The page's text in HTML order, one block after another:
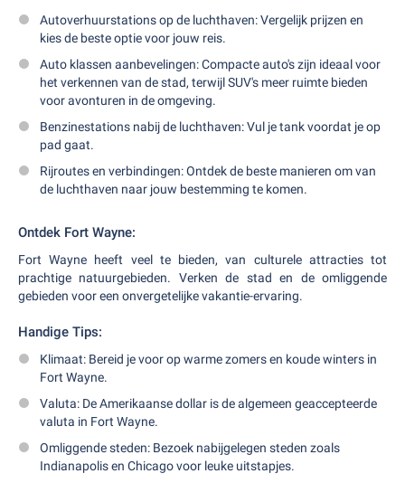
Autoverhuurstations op de luchthaven: Vergelijk prijzen en
kies de beste optie voor jouw reis.
Auto klassen aanbevelingen: Compacte auto's zijn ideaal voor
het verkennen van de stad, terwijl SUV's meer ruimte bieden
voor avonturen in de omgeving.
Benzinestations nabij de luchthaven: Vul je tank voordat je op
pad gaat.
Rijroutes en verbindingen: Ontdek de beste manieren om van
de luchthaven naar jouw bestemming te komen.
Ontdek Fort Wayne:
Fort Wayne heeft veel te bieden, van culturele attracties tot
prachtige natuurgebieden. Verken de stad en de omliggende
gebieden voor een onvergetelijke vakantie-ervaring.
Handige Tips:
Klimaat: Bereid je voor op warme zomers en koude winters in
Fort Wayne.
Valuta: De Amerikaanse dollar is de algemeen geaccepteerde
valuta in Fort Wayne.
Omliggende steden: Bezoek nabijgelegen steden zoals
Indianapolis en Chicago voor leuke uitstapjes.